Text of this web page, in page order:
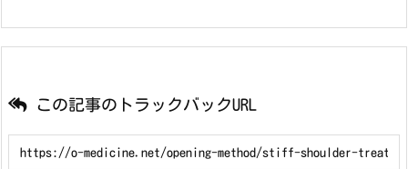
この記事のトラックバックURL